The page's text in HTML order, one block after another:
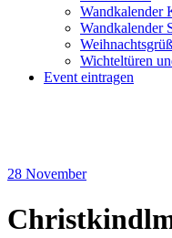
Wandkalender
Wandkalender
Wichteltüren
Event eintragen
28 November